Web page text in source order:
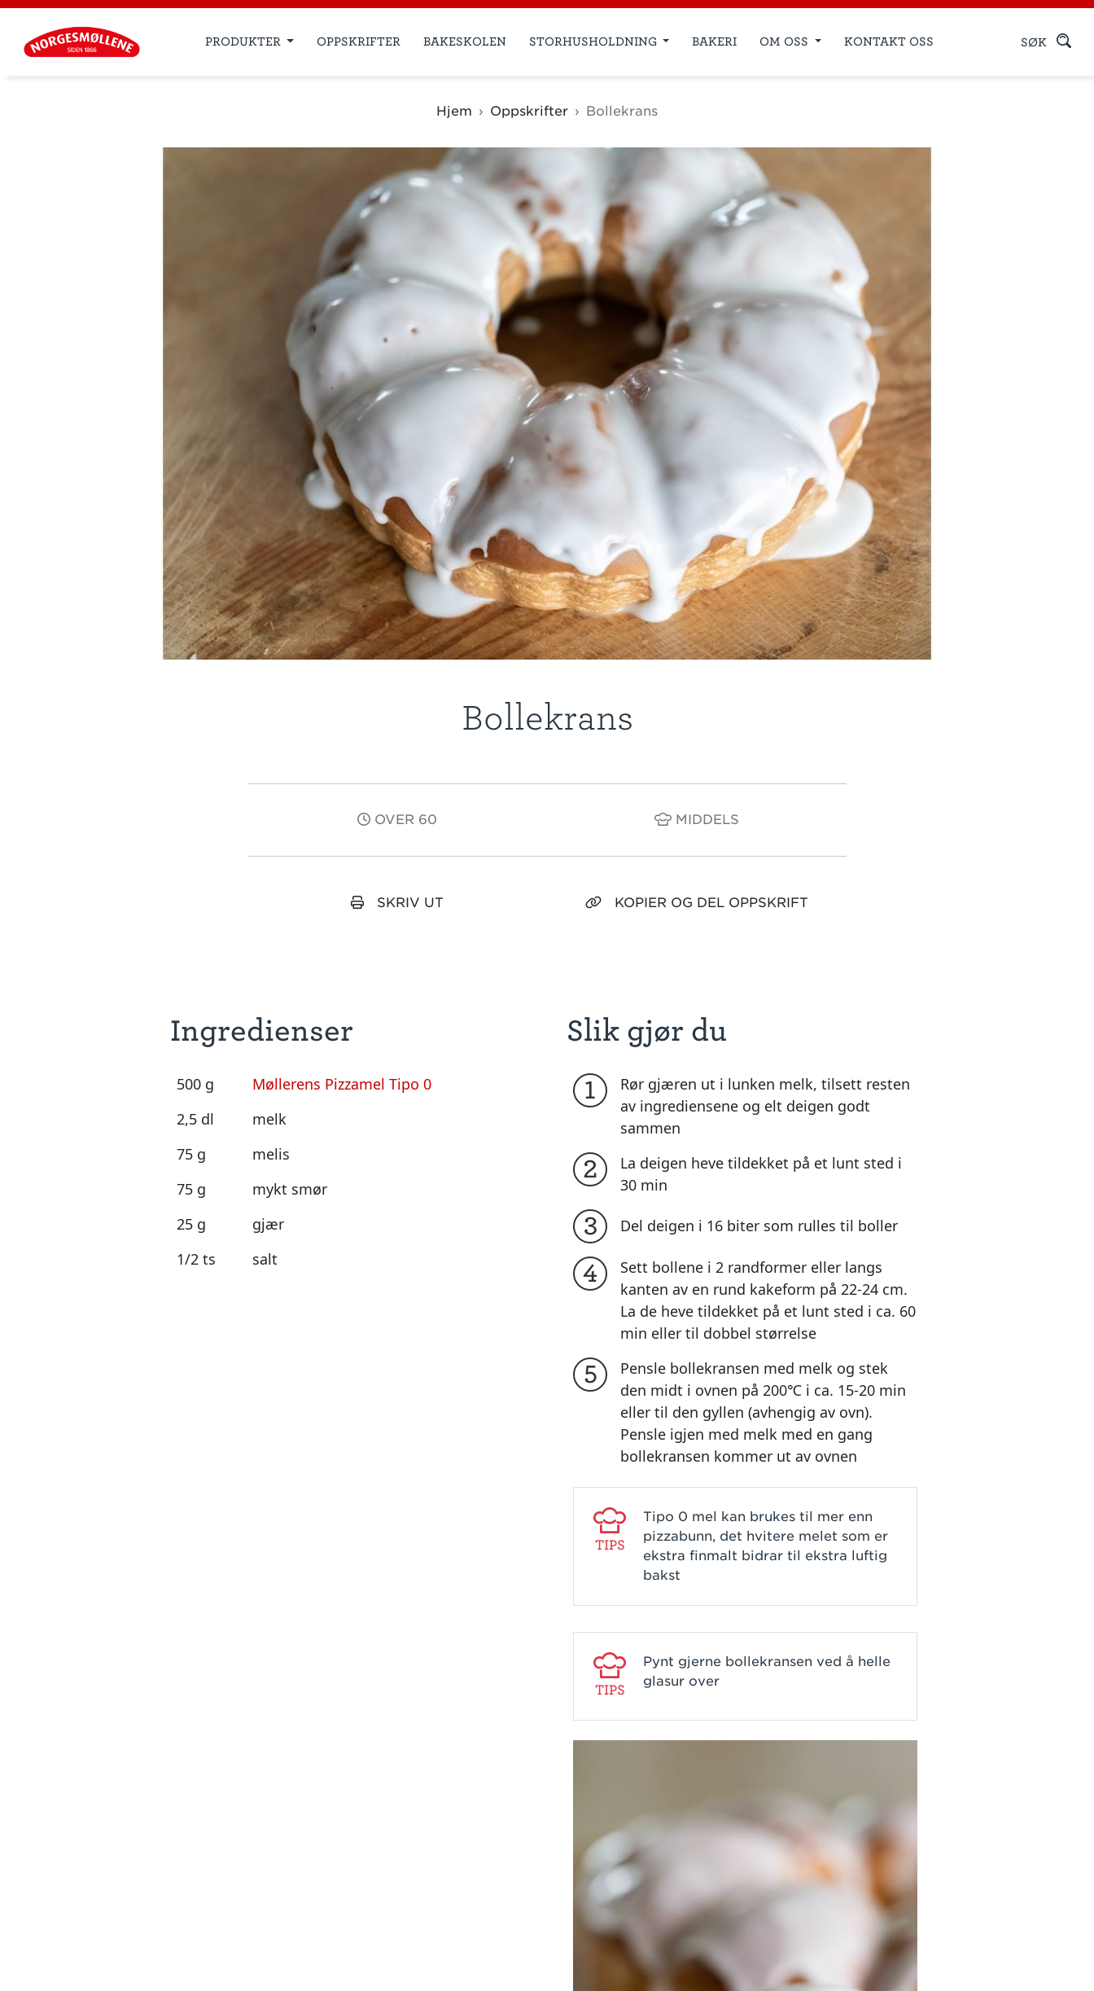
PRODUKTER OPPSKRIFTER BAKESKOLEN STORHUSHOLDNING BAKERI OM OSS KONTAKT OSS SØK
Hjem Oppskrifter Bollekrans
Bollekrans
OVER 60 MIDDELS
SKRIV UT KOPIER OG DEL OPPSKRIFT
Ingredienser
500 g
Møllerens Pizzamel Tipo 0
2,5 dl
melk
75 g
melis
75 g
mykt smør
25 g
gjær
1/2 ts
salt
Slik gjør du
1
Rør gjæren ut i lunken melk, tilsett resten
av ingrediensene og elt deigen godt
sammen
2
La deigen heve tildekket på et lunt sted i
30 min
3 Del deigen i 16 biter som rulles til boller
4
Sett bollene i 2 randformer eller langs
kanten av en rund kakeform på 22-24 cm.
La de heve tildekket på et lunt sted i ca. 60
min eller til dobbel størrelse
5
Pensle bollekransen med melk og stek
den midt i ovnen på 200℃ i ca. 15-20 min
eller til den gyllen (avhengig av ovn).
Pensle igjen med melk med en gang
bollekransen kommer ut av ovnen
TIPS
Tipo 0 mel kan brukes til mer enn
pizzabunn, det hvitere melet som er
ekstra finmalt bidrar til ekstra luftig
bakst
TIPS
Pynt gjerne bollekransen ved å helle
glasur over